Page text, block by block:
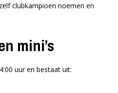
clubkampioen noemen en
mini’s
uur en bestaat uit: